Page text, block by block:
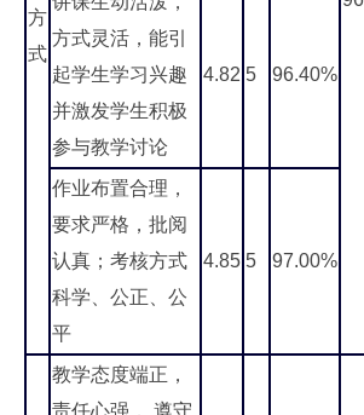
方
式
方式灵活，能引
起学生学习兴趣
并激发学生积极
参与教学讨论
4.82 5 96.40%
作业布置合理，
要求严格，批阅
认真；考核方式
科学、公正、公
平
4.85 5 97.00%
教学态度端正，
责任心强， 遵守